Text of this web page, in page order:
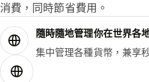
消費，同時節省費用。
隨時隨地管理你在世界各
集中管理各種貨幣，兼享